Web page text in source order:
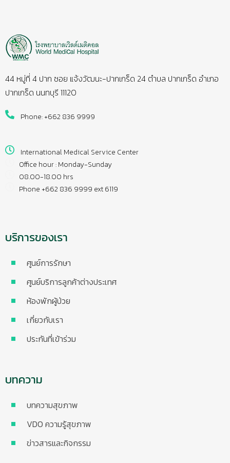
44 หมู่ที่ 4 ปาก ซอย แจ้งวัฒนะ-ปากเกร็ด 24 ตำบล ปากเกร็ด อำเภอ
ปากเกร็ด นนทบุรี 11120
Phone: +662 836 9999
International Medical Service Center
Office hour : Monday-Sunday
08.00-18.00 hrs
Phone +662 836 9999 ext 6119
บริการของเรา
ศูนย์การรักษา
ศูนย์บริการลูกค้าต่างประเทศ
ห้องพักผู้ป่วย
เกี่ยวกับเรา
ประกันที่เข้าร่วม
บทความ
บทความสุขภาพ
VDO ความรู้สุขภาพ
ข่าวสารและกิจกรรม